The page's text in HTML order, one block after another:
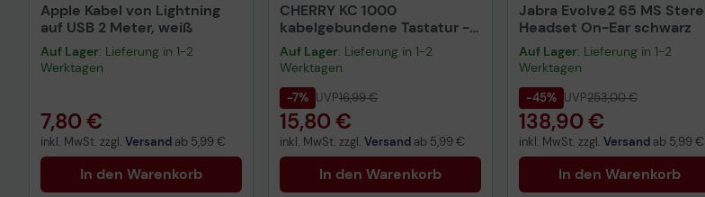
Apple Kabel von Lightning
auf USB 2 Meter, weiß
Auf Lager: Lieferung in 1-2
Werktagen
7,80 €
inkl. MwSt. zzgl. Versand ab 5,99 €
In den Warenkorb
CHERRY KC 1000
kabelgebundene Tastatur -
QWERTZ DE - schwarz
Auf Lager: Lieferung in 1-2
Werktagen
-7% UVP16,99 €
15,80 €
inkl. MwSt. zzgl. Versand ab 5,99 €
In den Warenkorb
Jabra Evolve2 65 MS
Headset On-Ear schwarz
Auf Lager: Lieferung in 1-2
Werktagen
-45% UVP253,00 €
138,90 €
inkl. MwSt. zzgl. Versand ab 5,99 €
In den Warenkorb